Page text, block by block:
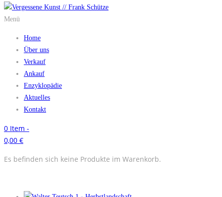
Menü
Home
Über uns
Verkauf
Ankauf
Enzyklopädie
Aktuelles
Kontakt
0 Item -
0,00 €
Es befinden sich keine Produkte im Warenkorb.